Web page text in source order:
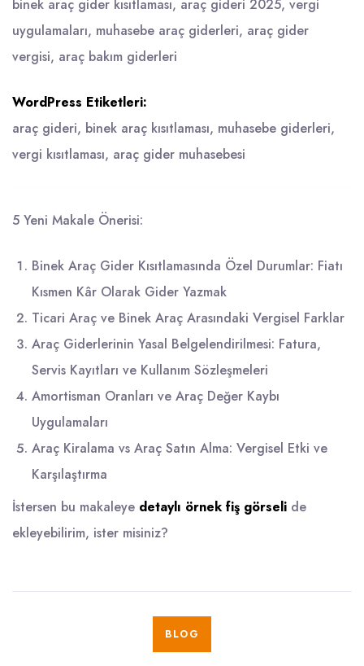
binek araç gider kısıtlaması, araç gideri 2025, vergi
uygulamaları, muhasebe araç giderleri, araç gider
vergisi, araç bakım giderleri
WordPress Etiketleri:
araç gideri, binek araç kısıtlaması, muhasebe giderleri,
vergi kısıtlaması, araç gider muhasebesi
5 Yeni Makale Önerisi:
Binek Araç Gider Kısıtlamasında Özel Durumlar: Fiatı
Kısmen Kâr Olarak Gider Yazmak
Ticari Araç ve Binek Araç Arasındaki Vergisel Farklar
Araç Giderlerinin Yasal Belgelendirilmesi: Fatura,
Servis Kayıtları ve Kullanım Sözleşmeleri
Amortisman Oranları ve Araç Değer Kaybı
Uygulamaları
Araç Kiralama vs Araç Satın Alma: Vergisel Etki ve
Karşılaştırma
İstersen bu makaleye detaylı örnek fiş görseli de
ekleyebilirim, ister misiniz?
BLOG